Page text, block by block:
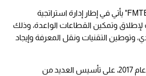
تأسيس شركة "FMTECH" يأتي في إطار إدارة استراتجية
وتمكين القطاعات الواعدة، وذلك
وتوطين التقنيات ونقل المعرفة وإيجاد
وعمد الصندوق منذ عام 2017، على تأسيس العديد من